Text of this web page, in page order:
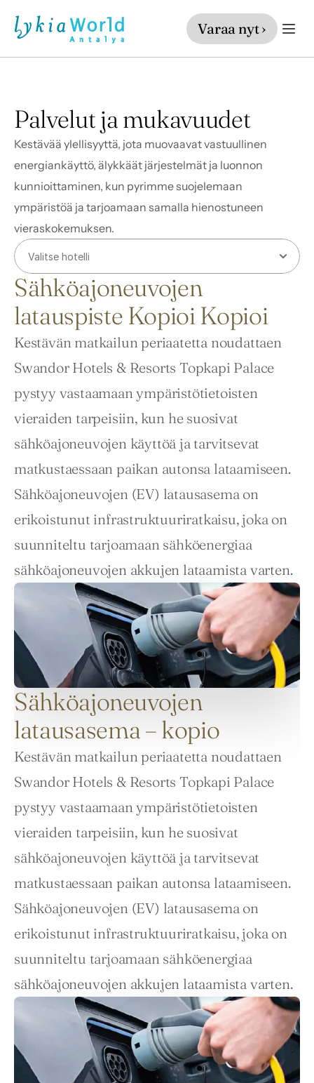
Palvelut ja mukavuudet
Kestävää ylellisyyttä, jota muovaavat vastuullinen
energiankäyttö, älykkäät järjestelmät ja luonnon
kunnioittaminen, kun pyrimme suojelemaan
ympäristöä ja tarjoamaan samalla hienostuneen
vieraskokemuksen.
Sähköajoneuvojen
latauspiste Kopioi Kopioi
Kestävän matkailun periaatetta noudattaen
Swandor Hotels & Resorts Topkapi Palace
pystyy vastaamaan ympäristötietoisten
vieraiden tarpeisiin, kun he suosivat
sähköajoneuvojen käyttöä ja tarvitsevat
matkustaessaan paikan autonsa lataamiseen.
Sähköajoneuvojen (EV) latausasema on
erikoistunut infrastruktuuriratkaisu, joka on
suunniteltu tarjoamaan sähköenergiaa
sähköajoneuvojen akkujen lataamista varten.
Sähköajoneuvojen
latausasema – kopio
Kestävän matkailun periaatetta noudattaen
Swandor Hotels & Resorts Topkapi Palace
pystyy vastaamaan ympäristötietoisten
vieraiden tarpeisiin, kun he suosivat
sähköajoneuvojen käyttöä ja tarvitsevat
matkustaessaan paikan autonsa lataamiseen.
Sähköajoneuvojen (EV) latausasema on
erikoistunut infrastruktuuriratkaisu, joka on
suunniteltu tarjoamaan sähköenergiaa
sähköajoneuvojen akkujen lataamista varten.
Varaa nyt ›